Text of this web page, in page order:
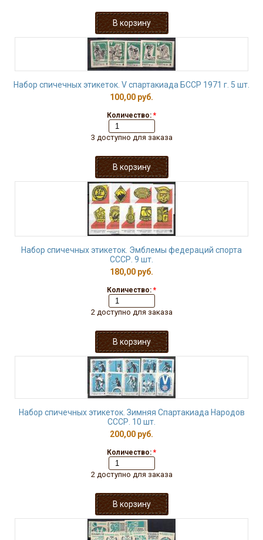
Набор спичечных этикеток. V спартакиада БССР 1971 г. 5 шт.
100,00 руб.
Количество: *
3 доступно для заказа
Набор спичечных этикеток. Эмблемы федераций спорта
СССР. 9 шт.
180,00 руб.
Количество: *
2 доступно для заказа
Набор спичечных этикеток. Зимняя Спартакиада Народов
СССР. 10 шт.
200,00 руб.
Количество: *
2 доступно для заказа